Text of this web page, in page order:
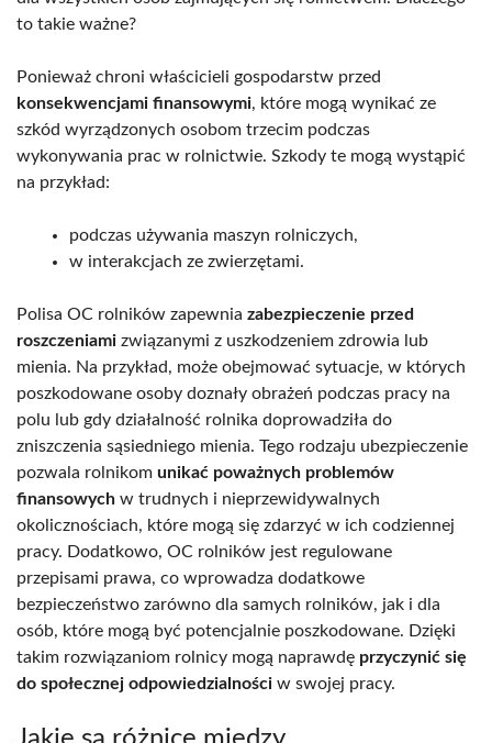
to takie ważne?
Ponieważ chroni właścicieli gospodarstw przed
konsekwencjami finansowymi, które mogą wynikać ze
szkód wyrządzonych osobom trzecim podczas
wykonywania prac w rolnictwie. Szkody te mogą wystąpić
na przykład:
podczas używania maszyn rolniczych,
w interakcjach ze zwierzętami.
Polisa OC rolników zapewnia zabezpieczenie przed
roszczeniami związanymi z uszkodzeniem zdrowia lub
mienia. Na przykład, może obejmować sytuacje, w których
poszkodowane osoby doznały obrażeń podczas pracy na
polu lub gdy działalność rolnika doprowadziła do
zniszczenia sąsiedniego mienia. Tego rodzaju ubezpieczenie
pozwala rolnikom unikać poważnych problemów
finansowych w trudnych i nieprzewidywalnych
okolicznościach, które mogą się zdarzyć w ich codziennej
pracy. Dodatkowo, OC rolników jest regulowane
przepisami prawa, co wprowadza dodatkowe
bezpieczeństwo zarówno dla samych rolników, jak i dla
osób, które mogą być potencjalnie poszkodowane. Dzięki
takim rozwiązaniom rolnicy mogą naprawdę przyczynić się
do społecznej odpowiedzialności w swojej pracy.